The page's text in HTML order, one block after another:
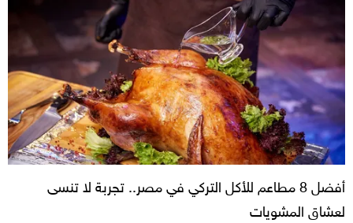
أفضل 8 مطاعم للأكل التركي في مصر.. تجربة لا تنسى
لعشاق المشويات